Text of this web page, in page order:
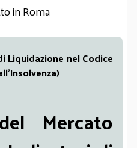
in Roma
Liquidazione nel Codice
Mercato